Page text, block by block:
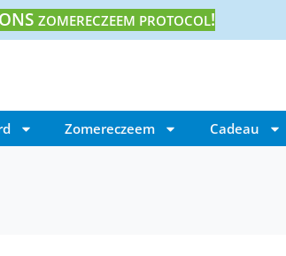
ZOMERECZEEM PROTOCOL!
Zomereczeem Cadeau